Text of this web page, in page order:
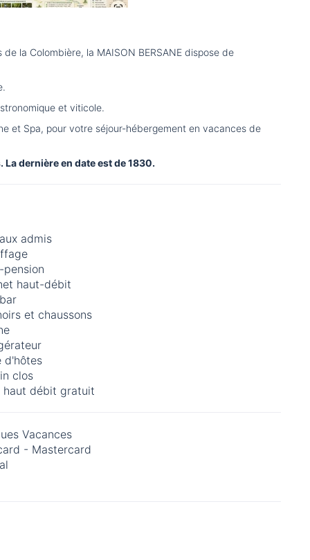
la Colombière, la MAISON BERSANE dispose de
et viticole.
et Spa, pour votre séjour-hébergement en vacances de
dernière en date est de 1830.
admis
pension
haut-débit
et chaussons
d'hôtes
clos
haut débit gratuit
Vacances
- Mastercard